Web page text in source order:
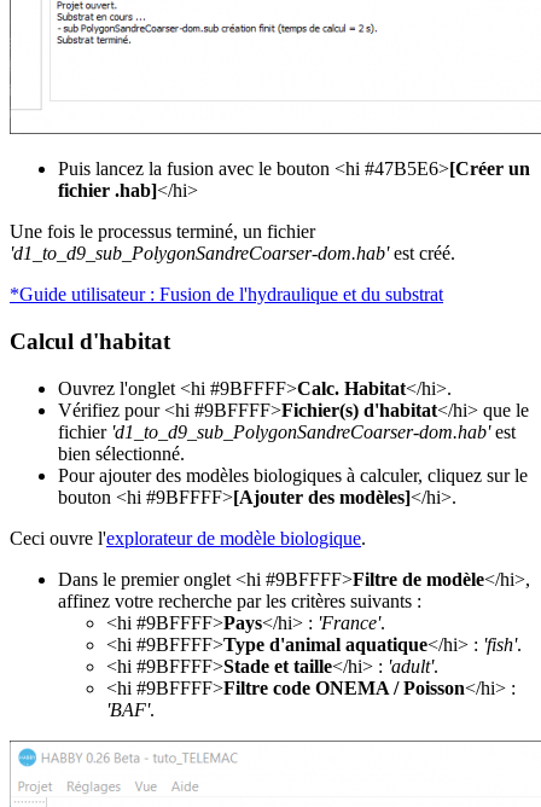
Puis lancez la fusion avec le bouton <hi #47B5E6>[Créer un
fichier .hab]</hi>
Une fois le processus terminé, un fichier
'd1_to_d9_sub_PolygonSandreCoarser-dom.hab'est créé.
*Guide utilisateur : Fusion de l'hydraulique et du substrat
Calcul d'habitat
Ouvrez l'onglet <hi #9BFFFF>Calc. Habitat</hi>.
Vérifiez pour <hi #9BFFFF>Fichier(s) d'habitat</hi> que le
fichier 'd1_to_d9_sub_PolygonSandreCoarser-dom.hab'est
bien sélectionné.
Pour ajouter des modèles biologiques à calculer, cliquez sur le
bouton <hi #9BFFFF>[Ajouter des modèles]</hi>.
Ceci ouvre l'explorateur de modèle biologique.
Dans le premier onglet <hi #9BFFFF>Filtre de modèle</hi>,
affinez votre recherche par les critères suivants :
<hi #9BFFFF>Pays</hi> : 'France'.
<hi #9BFFFF>Type d'animal aquatique</hi> : 'fish'.
<hi #9BFFFF>Stade et taille</hi> : 'adult'.
<hi #9BFFFF>Filtre code ONEMA / Poisson</hi> :
'BAF'.